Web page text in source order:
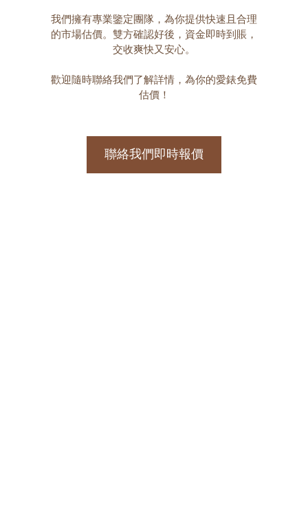
我們擁有專業鑒定團隊，為你提供快速且合理
的市場估價。雙方確認好後，資金即時到賬，
交收爽快又安心。
歡迎隨時聯絡我們了解詳情，為你的愛錶免費
估價！
聯絡我們即時報價